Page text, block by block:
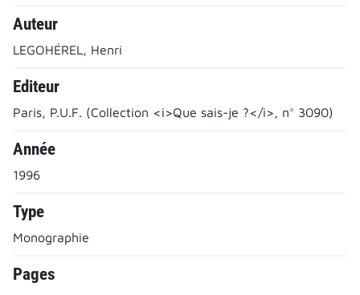
Auteur
LEGOHÉREL, Henri
Editeur
Paris, P.U.F. (Collection <i>Que sais-je ?</i>, n° 3090)
Année
1996
Type
Monographie
Pages